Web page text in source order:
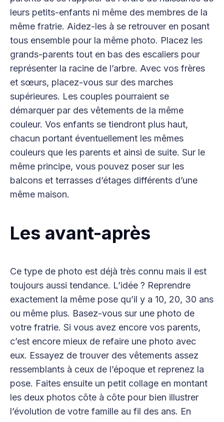
leurs petits-enfants ni même des membres de la
même fratrie. Aidez-les à se retrouver en posant
tous ensemble pour la même photo. Placez les
grands-parents tout en bas des escaliers pour
représenter la racine de l’arbre. Avec vos frères
et sœurs, placez-vous sur des marches
supérieures. Les couples pourraient se
démarquer par des vêtements de la même
couleur. Vos enfants se tiendront plus haut,
chacun portant éventuellement les mêmes
couleurs que les parents et ainsi de suite. Sur le
même principe, vous pouvez poser sur les
balcons et terrasses d’étages différents d’une
même maison.
Les avant-après
Ce type de photo est déjà très connu mais il est
toujours aussi tendance. L’idée ? Reprendre
exactement la même pose qu’il y a 10, 20, 30 ans
ou même plus. Basez-vous sur une photo de
votre fratrie. Si vous avez encore vos parents,
c’est encore mieux de refaire une photo avec
eux. Essayez de trouver des vêtements assez
ressemblants à ceux de l’époque et reprenez la
pose. Faites ensuite un petit collage en montant
les deux photos côte à côte pour bien illustrer
l’évolution de votre famille au fil des ans. En